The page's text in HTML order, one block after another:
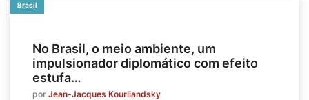
Brasil
No Brasil, o meio ambiente, um
impulsionador diplomático com efeito
estufa…
por Jean-Jacques Kourliandsky